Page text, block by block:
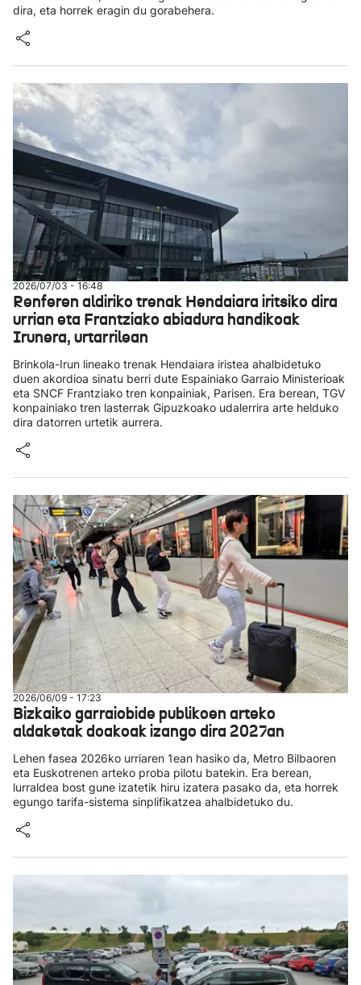
dira, eta horrek eragin du gorabehera.
2026/07/03 - 16:48
Renferen aldiriko trenak Hendaiara iritsiko dira
urrian eta Frantziako abiadura handikoak
Irunera, urtarrilean
Brinkola-Irun lineako trenak Hendaiara iristea ahalbidetuko
duen akordioa sinatu berri dute Espainiako Garraio Ministerioak
eta SNCF Frantziako tren konpainiak, Parisen. Era berean, TGV
konpainiako tren lasterrak Gipuzkoako udalerrira arte helduko
dira datorren urtetik aurrera.
2026/06/09 - 17:23
Bizkaiko garraiobide publikoen arteko
aldaketak doakoak izango dira 2027an
Lehen fasea 2026ko urriaren 1ean hasiko da, Metro Bilbaoren
eta Euskotrenen arteko proba pilotu batekin. Era berean,
lurraldea bost gune izatetik hiru izatera pasako da, eta horrek
egungo tarifa-sistema sinplifikatzea ahalbidetuko du.